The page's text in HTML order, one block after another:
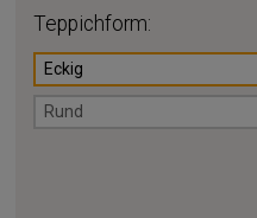
Teppichform:
Eckig
Rund